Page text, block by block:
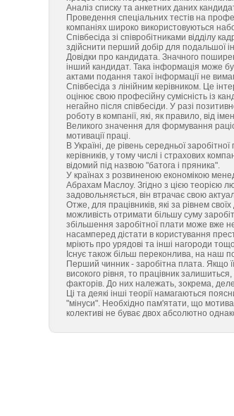
Аналіз списку та анкетних даних
Проведення спеціальних тестів на
компаніях широко використовуються
Співбесіда зі співробітниками відділу
здійснити перший добір для подальшої
Довідки про кандидата. Значного
інший кандидат. Така інформація може
актами подання такої інформації не
Співбесіда з лінійним керівником. Це
оцінює свою професійну сумісність із
негайно після співбесіди. У разі
роботу в компанії, які, як правило, від
Великого значення для формування
мотивації праці.
В Україні, де рівень середньої
керівників, у тому числі і страхових
відомий під назвою "батога і пряника".
У країнах з розвиненою економікою
Абрахам Маслоу. Згідно з цією теорією
задовольняється, він втрачає свою
Отже, для працівників, які за рівнем
можливість отримати більшу суму
збільшення заробітної плати може вже
насамперед дістати в користування
мріють про урядові та інші нагороди
Існує також більш переконлива, на наш
Перший чинник - заробітна плата. Якщо
високого рівня, то працівник
факторів. До них належать, зокрема,
Ці та деякі інші теорії намагаються
"мінуси". Необхідно пам'ятати, що
колективі не буває двох абсолютно